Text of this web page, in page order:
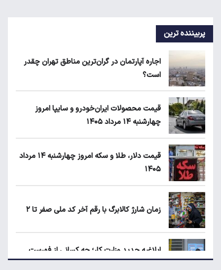
پربیننده ترین
اجاره آپارتمان در گران‌ترین مناطق تهران چقدر
است؟
قیمت محصولات ایران‌خودرو و سایپا امروز
چهارشنبه ۱۴ مرداد ۱۴۰۵
قیمت دلار، طلا و سکه امروز چهارشنبه ۱۴ مرداد
۱۴۰۵
زمان شارژ کالابرگ با رقم آخر کد ملی صفر تا ۲
ابلاغیه جدید وزارت کار؛ چه کسانی از فهرست
مشاغل سخت حذف می‌شوند؟